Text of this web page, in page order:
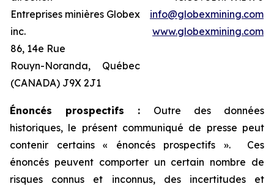
Entreprises minières Globex
inc.
86, 14e Rue
Rouyn-Noranda, Québec
(CANADA) J9X 2J1
info@globexmining.com
www.globexmining.com
Énoncés prospectifs : Outre des données
historiques, le présent communiqué de presse peut
contenir certains « énoncés prospectifs ». Ces
énoncés peuvent comporter un certain nombre de
risques connus et inconnus, des incertitudes et